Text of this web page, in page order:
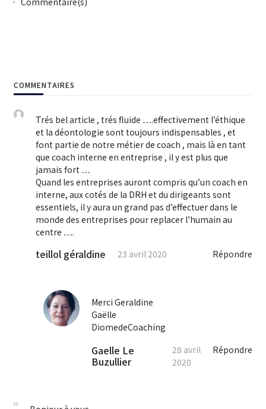
COMMENTAIRES
Trés bel article , trés fluide ….effectivement l’éthique
et la déontologie sont toujours indispensables , et
font partie de notre métier de coach , mais là en tant
que coach interne en entreprise , il y est plus que
jamais fort …
Quand les entreprises auront compris qu’un coach en
interne, aux cotés de la DRH et du dirigeants sont
essentiels, il y aura un grand pas d’effectuer dans le
monde des entreprises pour replacer l’humain au
centre ….
teillol géraldine 23 avril 2020 Répondre
Merci Geraldine
Gaëlle
DiomedeCoaching
Gaelle Le
Buzullier
28 avril
2020
Répondre